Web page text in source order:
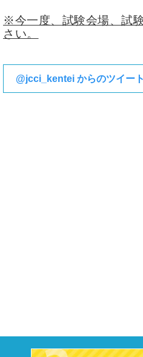
※今一度、試験会場、試
さい。
@jcci_kentei からのツイート